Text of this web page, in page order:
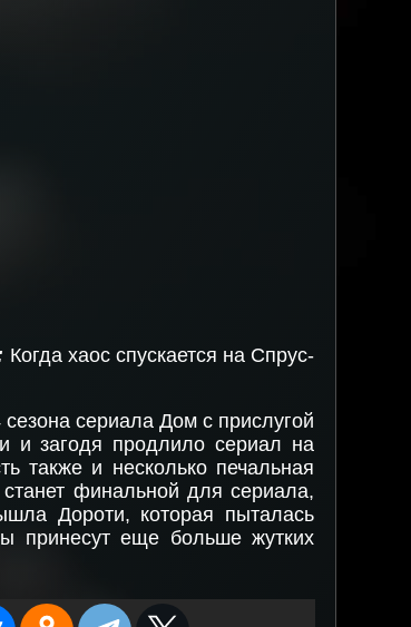
Когда хаос спускается на Спрус-
сериала Дом с прислугой
и загодя продлило сериал на
также и несколько печальная
финальной для сериала,
Дороти, которая пыталась
принесут еще больше жутких